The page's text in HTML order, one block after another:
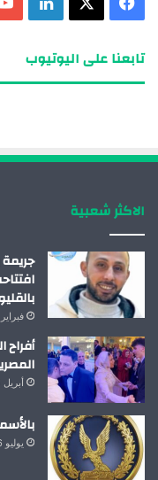
تابعنا على اليوتيوب
الاكثر شعبية
فبراير 25, 2025
أفراح
أبريل 5, 2026
يوليو 26, 2025